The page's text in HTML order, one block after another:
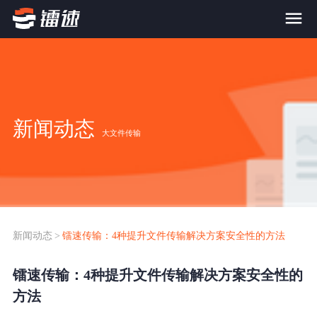
FTP替代升级
SDK传输应用集成
跨国数据传输
案例
新闻动态
新闻动态 大文件传输
新闻动态 > 镭速传输：4种提升文件传输解决方案安全性的方法
镭速传输：4种提升文件传输解决方案安全性的
方法